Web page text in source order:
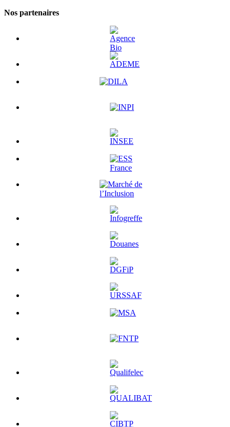
Nos partenaires